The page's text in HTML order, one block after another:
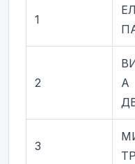
1
2
А
3